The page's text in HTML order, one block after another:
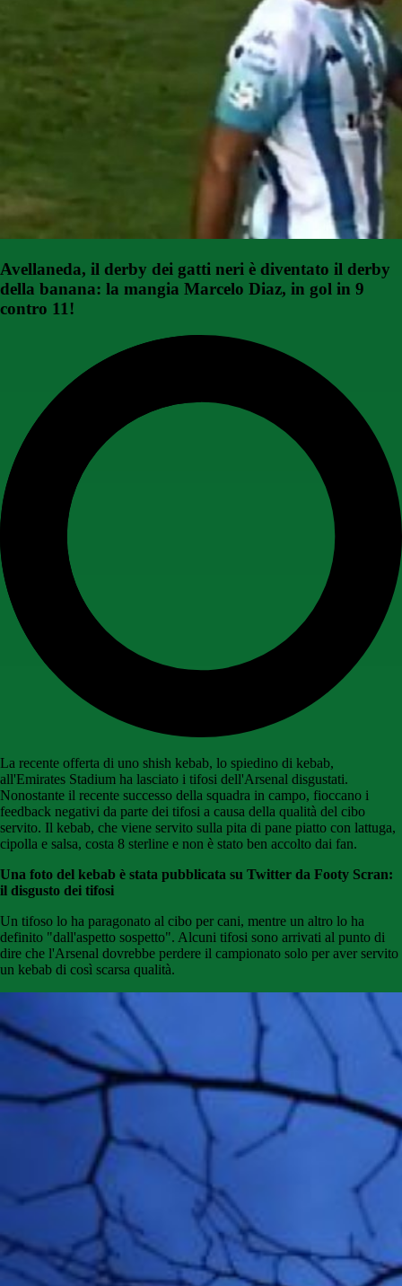
Avellaneda, il derby dei gatti neri è diventato il derby
della banana: la mangia Marcelo Diaz, in gol in 9
contro 11!
La recente offerta di uno shish kebab, lo spiedino di kebab,
all'Emirates Stadium ha lasciato i tifosi dell'Arsenal disgustati.
Nonostante il recente successo della squadra in campo, fioccano i
feedback negativi da parte dei tifosi a causa della qualità del cibo
servito. Il kebab, che viene servito sulla pita di pane piatto con lattuga,
cipolla e salsa, costa 8 sterline e non è stato ben accolto dai fan.
Una foto del kebab è stata pubblicata su Twitter da Footy Scran:
il disgusto dei tifosi
Un tifoso lo ha paragonato al cibo per cani, mentre un altro lo ha
definito "dall'aspetto sospetto". Alcuni tifosi sono arrivati ​​​​al punto di
dire che l'Arsenal dovrebbe perdere il campionato solo per aver servito
un kebab di così scarsa qualità.